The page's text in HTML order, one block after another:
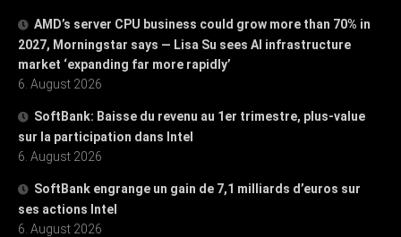
AMD’s server CPU business could grow more than 70% in
2027, Morningstar says — Lisa Su sees AI infrastructure
market ‘expanding far more rapidly’
6. August 2026
SoftBank: Baisse du revenu au 1er trimestre, plus-value
sur la participation dans Intel
6. August 2026
SoftBank engrange un gain de 7,1 milliards d’euros sur
ses actions Intel
6. August 2026